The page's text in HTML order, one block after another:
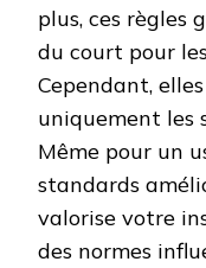
plus, ces règles
du court pour
Cependant,
uniquement les
Même pour un
standards
valorise votre
des normes